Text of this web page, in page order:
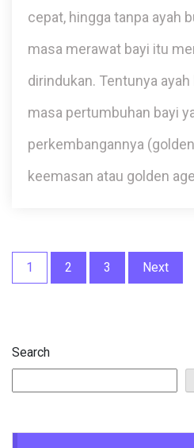
cepat, hingga tanpa ayah
masa merawat bayi itu
dirindukan. Tentunya ayah
masa pertumbuhan bayi
perkembangannya
keemasan atau golden
Posts
1 2 3 Next
Search